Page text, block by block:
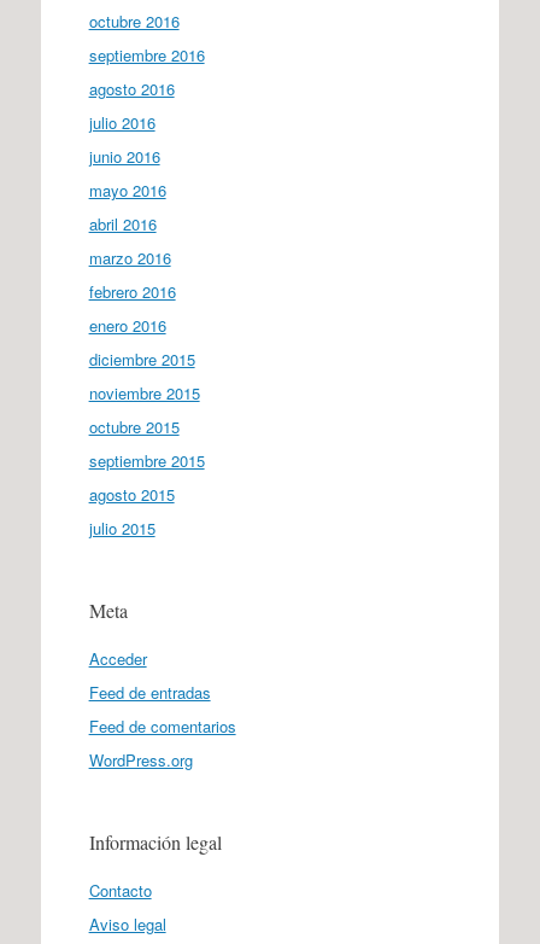
octubre 2016
septiembre 2016
agosto 2016
julio 2016
junio 2016
mayo 2016
abril 2016
marzo 2016
febrero 2016
enero 2016
diciembre 2015
noviembre 2015
octubre 2015
septiembre 2015
agosto 2015
julio 2015
Meta
Acceder
Feed de entradas
Feed de comentarios
WordPress.org
Información legal
Contacto
Aviso legal